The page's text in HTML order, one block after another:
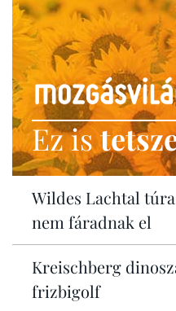
Ez is
Wildes Lachtal
nem fáradnak el
Kreischberg
frizbigolf